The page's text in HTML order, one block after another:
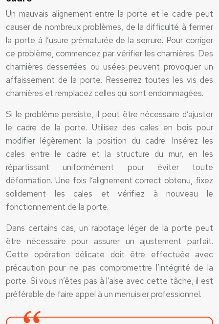
Un mauvais alignement entre la porte et le cadre peut
causer de nombreux problèmes, de la difficulté à fermer
la porte à l’usure prématurée de la serrure. Pour corriger
ce problème, commencez par vérifier les charnières. Des
charnières desserrées ou usées peuvent provoquer un
affaissement de la porte. Resserrez toutes les vis des
charnières et remplacez celles qui sont endommagées.
Si le problème persiste, il peut être nécessaire d’ajuster
le cadre de la porte. Utilisez des cales en bois pour
modifier légèrement la position du cadre. Insérez les
cales entre le cadre et la structure du mur, en les
répartissant uniformément pour éviter toute
déformation. Une fois l’alignement correct obtenu, fixez
solidement les cales et vérifiez à nouveau le
fonctionnement de la porte.
Dans certains cas, un rabotage léger de la porte peut
être nécessaire pour assurer un ajustement parfait.
Cette opération délicate doit être effectuée avec
précaution pour ne pas compromettre l’intégrité de la
porte. Si vous n’êtes pas à l’aise avec cette tâche, il est
préférable de faire appel à un menuisier professionnel.